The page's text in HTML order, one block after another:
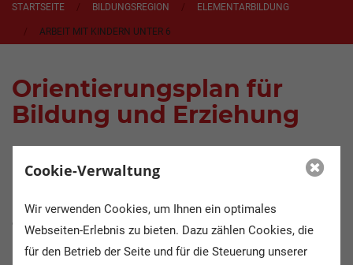
STARTSEITE BILDUNGSREGION ELEMENTARBILDUNG
ARBEIT MIT KINDERN UNTER 6
Orientierungsplan für
Bildung und Erziehung
Das übergeordnete Ziel von frühkindlicher Betreuung,
Erziehung und Bildung ist die Entwicklung des Kindes zu
eigenverantwortlichem und gemeinschaftsfähigem
Handeln.
Cookie-Verwaltung
Wir verwenden Cookies, um Ihnen ein optimales
Webseiten-Erlebnis zu bieten. Dazu zählen Cookies, die
für den Betrieb der Seite und für die Steuerung unserer